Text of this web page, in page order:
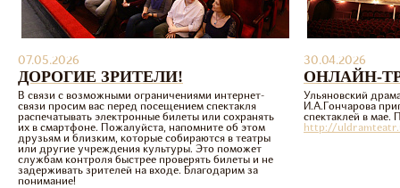
07.05.2026
ДОРОГИЕ ЗРИТЕЛИ!
В связи с возможными ограничениями интернет-
связи просим вас перед посещением спектакля
распечатывать электронные билеты или сохранять
их в смартфоне. Пожалуйста, напомните об этом
друзьям и близким, которые собираются в театры
или другие учреждения культуры. Это поможет
службам контроля быстрее проверять билеты и не
задерживать зрителей на входе. Благодарим за
понимание!
30.04.2026
ОНЛАЙН-
Ульяновский
И.А.Гончарова
спектаклей в мае.
http://